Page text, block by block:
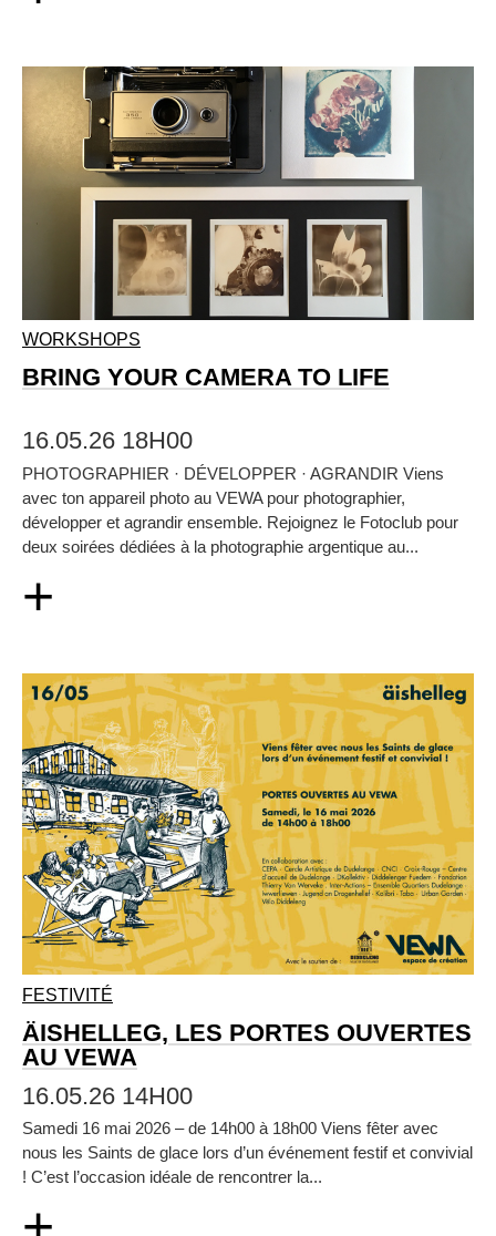
WORKSHOPS
BRING YOUR CAMERA TO LIFE
16.05.26 18H00
PHOTOGRAPHIER · DÉVELOPPER · AGRANDIR Viens
avec ton appareil photo au VEWA pour photographier,
développer et agrandir ensemble. Rejoignez le Fotoclub pour
deux soirées dédiées à la photographie argentique au...
+
FESTIVITÉ
ÄISHELLEG, LES PORTES OUVERTES
AU VEWA
16.05.26 14H00
Samedi 16 mai 2026 – de 14h00 à 18h00 Viens fêter avec
nous les Saints de glace lors d’un événement festif et convivial
! C’est l’occasion idéale de rencontrer la...